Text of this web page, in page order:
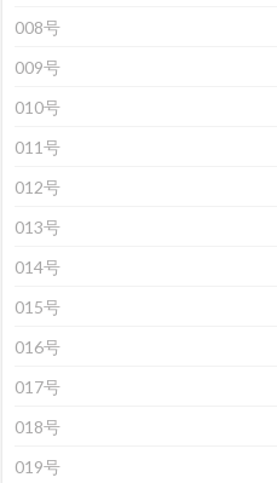
008号
009号
010号
011号
012号
013号
014号
015号
016号
017号
018号
019号